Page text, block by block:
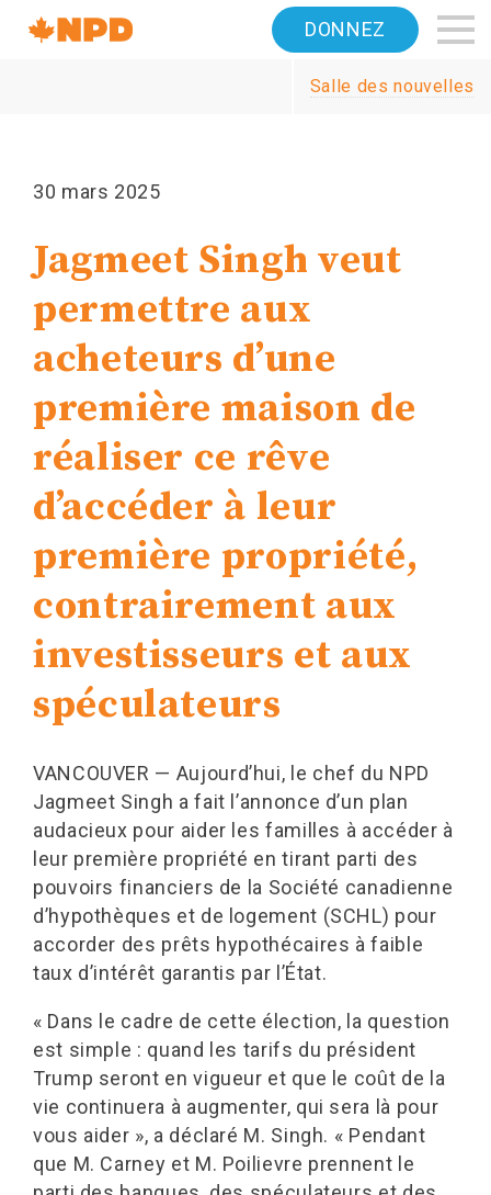
Navigation
Accueil DONNEZ
Salle des nouvelles
30 mars 2025
Jagmeet Singh veut
permettre aux
acheteurs d’une
première maison de
réaliser ce rêve
d’accéder à leur
première propriété,
contrairement aux
investisseurs et aux
spéculateurs
VANCOUVER — Aujourd’hui, le chef du NPD
Jagmeet Singh a fait l’annonce d’un plan
audacieux pour aider les familles à accéder à
leur première propriété en tirant parti des
pouvoirs financiers de la Société canadienne
d’hypothèques et de logement (SCHL) pour
accorder des prêts hypothécaires à faible
taux d’intérêt garantis par l’État.
« Dans le cadre de cette élection, la question
est simple : quand les tarifs du président
Trump seront en vigueur et que le coût de la
vie continuera à augmenter, qui sera là pour
vous aider », a déclaré M. Singh. « Pendant
que M. Carney et M. Poilievre prennent le